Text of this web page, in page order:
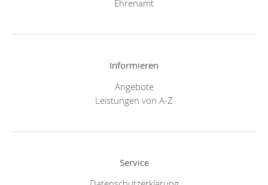
Ehrenamt
Informieren
Angebote
Leistungen von A-Z
Service